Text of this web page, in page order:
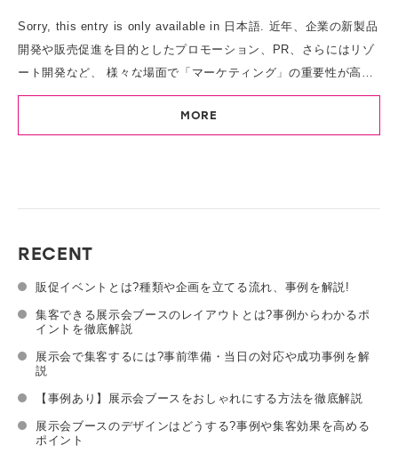
Sorry, this entry is only available in 日本語. 近年、企業の新製品
開発や販売促進を目的としたプロモーション、PR、さらにはリゾ
ート開発など、 様々な場⾯で「マーケティング」の重要性が⾼ま
っています。 ただし、⼀⼝にマーケティングといっても、その解
釈は⾮常に幅広いものです。 ⽇本マーケティング協会では、マー
る ための構想でありプロセスである。(2024年制定)” 「価値創
象を受けます。 この⽂章を⾒て、多くの⽅は⾃分の⽇々の業務に
すぐ落とし込むのは難しいのではないでしょうか。 だからこそ必
⼈事・総務・デザインなど、あらゆる職種で役⽴つ戦略的マーケ
ティング思考をご紹介します。 目次 ◾️戦略的マーケティング思考
とは? ◾️日常生活に置き換えると? ◾️ビジネスの現場での活用 ◾️まと
め ◾️戦略的マーケティング思考とは? 本記事では戦略的マーケティ
ング思考を以下のように定義したいと思います。 戦略的マーケテ
ィング思考=「⽬的達成のためにどこにリソースを注ぐのか判断す
MORE
RECENT
販促イベントとは?種類や企画を立てる流れ、事例を解説!
集客できる展示会ブースのレイアウトとは?事例からわかるポ
イントを徹底解説
展示会で集客するには?事前準備・当日の対応や成功事例を解
説
【事例あり】展示会ブースをおしゃれにする方法を徹底解説
展示会ブースのデザインはどうする?事例や集客効果を高める
ポイント